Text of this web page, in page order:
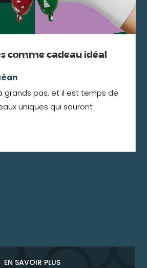
comme cadeau idéal
grands pas, et il est temps de
uniques qui sauront
EN SAVOIR PLUS